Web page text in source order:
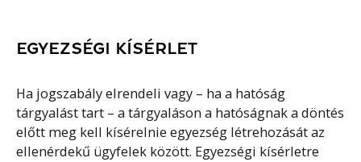
EGYEZSÉGI KÍSÉRLET
Ha jogszabály elrendeli vagy – ha a hatóság
tárgyalást tart – a tárgyaláson a hatóságnak a döntés
előtt meg kell kísérelnie egyezség létrehozását az
ellenérdekű ügyfelek között. Egyezségi kísérletre